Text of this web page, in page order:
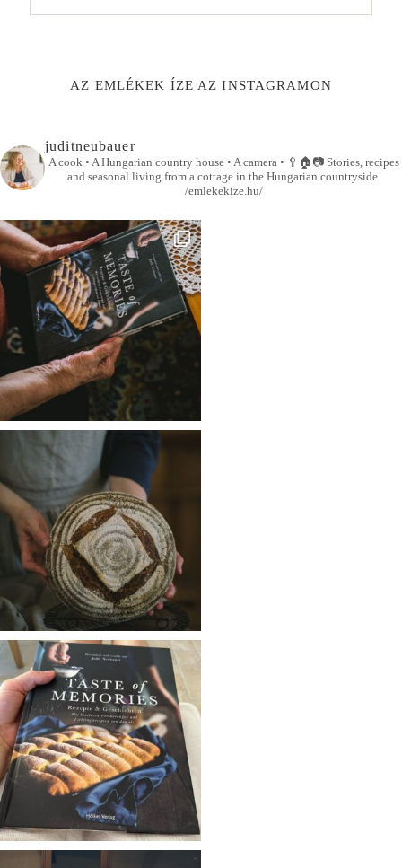
AZ EMLÉKEK ÍZE AZ INSTAGRAMON
juditneubauer
A cook • A Hungarian country house • A camera • 🥄🏠📷Stories, recipes
and seasonal living from a cottage in the Hungarian countryside.
/emlekekize.hu/